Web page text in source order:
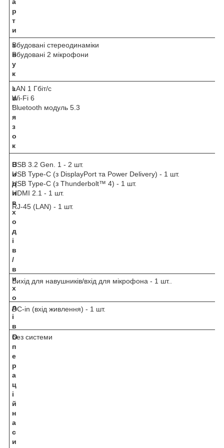
р
т
и
з
в
у
к
Вбудовані стереодинаміки
Вбудовані 2 мікрофони
з
в
'
я
з
о
к
LAN 1 Гбіт/с
Wi-Fi 6
Bluetooth модуль 5.3
В
и
д
и
в
х
о
д
і
в
/
в
и
х
о
д
і
в
USB 3.2 Gen. 1 - 2 шт.
USB Type-C (з DisplayPort та Power Delivery) - 1 шт.
USB Type-C (з Thunderbolt™ 4) - 1 шт.
HDMI 2.1 - 1 шт.
RJ-45 (LAN) - 1 шт.
Вихід для навушників/вхід для мікрофона - 1 шт..
DC-in (вхід живлення) - 1 шт.
О
п
е
р
а
ц
і
й
н
а
с
и
Без системи